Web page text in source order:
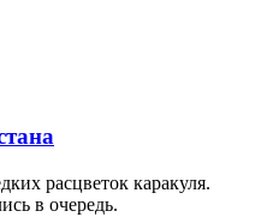
расцветок каракуля.
в очередь.